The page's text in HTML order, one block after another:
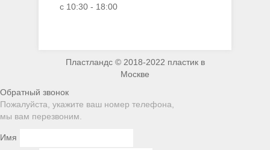
с 10:30 - 18:00
Пластландс © 2018-2022 пластик в
Москве
Обратный звонок
Пожалуйста, укажите ваш номер телефона,
мы вам перезвоним.
Имя